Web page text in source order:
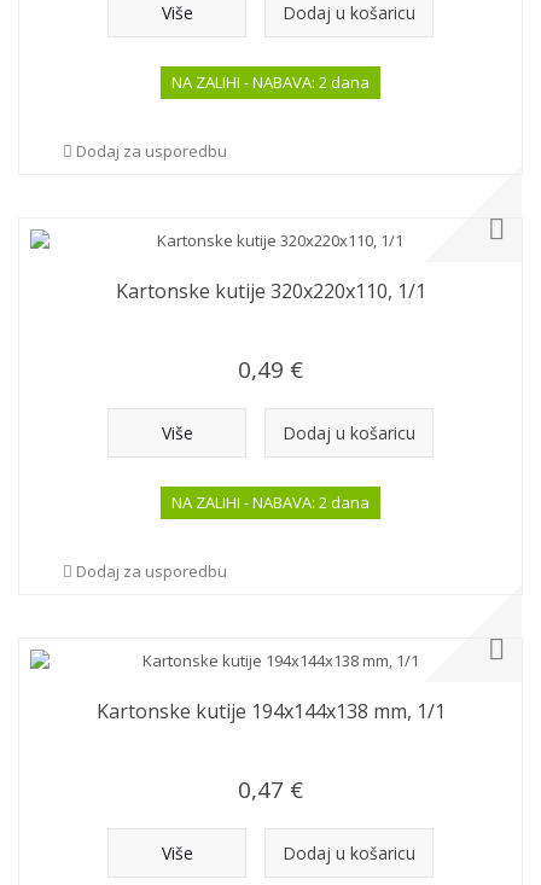
Više Dodaj u košaricu
NA ZALIHI - NABAVA: 2 dana
Dodaj za usporedbu
Kartonske kutije 320x220x110, 1/1
0,49 €
Više Dodaj u košaricu
NA ZALIHI - NABAVA: 2 dana
Dodaj za usporedbu
Kartonske kutije 194x144x138 mm, 1/1
0,47 €
Više Dodaj u košaricu